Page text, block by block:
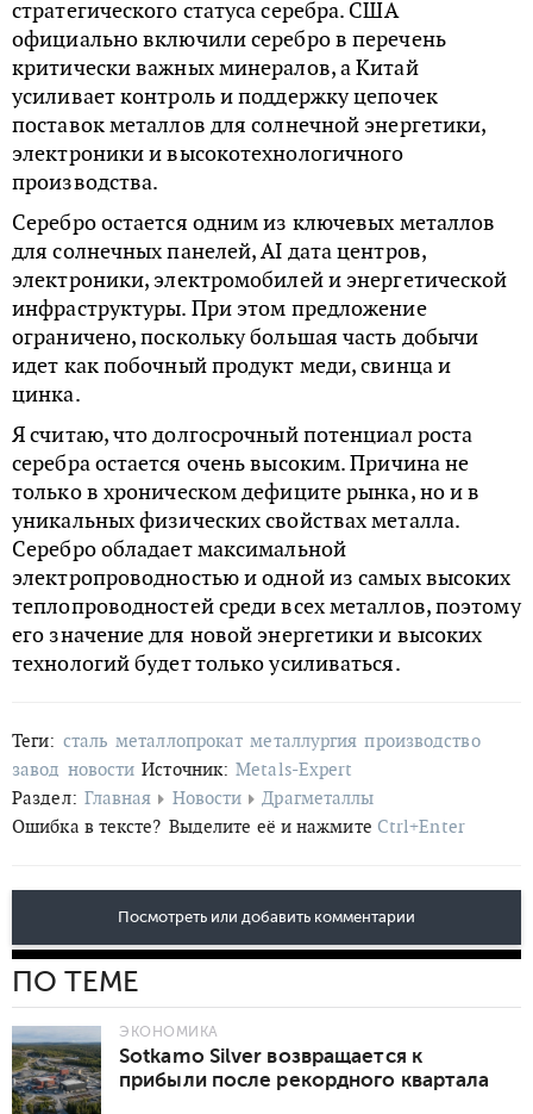
стратегического статуса серебра. США
официально включили серебро в перечень
критически важных минералов, а Китай
усиливает контроль и поддержку цепочек
поставок металлов для солнечной энергетики,
электроники и высокотехнологичного
производства.
Серебро остается одним из ключевых металлов
для солнечных панелей, AI дата центров,
электроники, электромобилей и энергетической
инфраструктуры. При этом предложение
ограничено, поскольку большая часть добычи
идет как побочный продукт меди, свинца и
цинка.
Я считаю, что долгосрочный потенциал роста
серебра остается очень высоким. Причина не
только в хроническом дефиците рынка, но и в
уникальных физических свойствах металла.
Серебро обладает максимальной
электропроводностью и одной из самых высоких
теплопроводностей среди всех металлов, поэтому
его значение для новой энергетики и высоких
технологий будет только усиливаться.
Теги: сталь металлопрокат металлургия производство
завод новости Источник: Metals-Expert
Раздел: Главная Новости
Драгметаллы
Ошибка в тексте? Выделите её и нажмите Ctrl+Enter
Посмотреть или добавить комментарии
ПО ТЕМЕ
ЭКОНОМИКА
Sotkamo Silver возвращается к
прибыли после рекордного квартала